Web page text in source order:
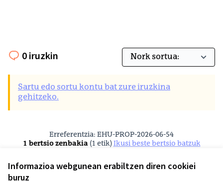
Informazioa webgunean erabiltzen diren cookiei
buruz
0 iruzkin
Sartu edo sortu kontu bat zure iruzkina
gehitzeko.
Erreferentzia: EHU-PROP-2026-06-54
1 bertsio zenbakia(1 etik) ikusi beste bertsio batzuk